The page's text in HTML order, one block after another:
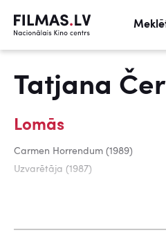
Tatjana
Lomās
Carmen Horrendum (1989)
Uzvarētāja (1987)